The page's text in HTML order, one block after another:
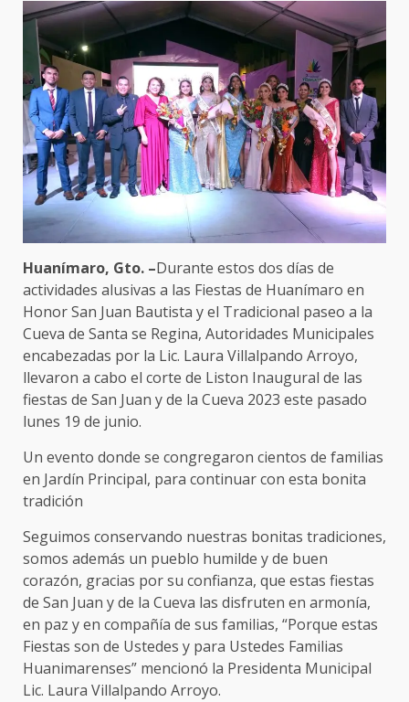
Huanímaro, Gto. –Durante estos dos días de
actividades alusivas a las Fiestas de Huanímaro en
Honor San Juan Bautista y el Tradicional paseo a la
Cueva de Santa se Regina, Autoridades Municipales
encabezadas por la Lic. Laura Villalpando Arroyo,
llevaron a cabo el corte de Liston Inaugural de las
fiestas de San Juan y de la Cueva 2023 este pasado
lunes 19 de junio.
Un evento donde se congregaron cientos de familias
en Jardín Principal, para continuar con esta bonita
tradición
Seguimos conservando nuestras bonitas tradiciones,
somos además un pueblo humilde y de buen
corazón, gracias por su confianza, que estas fiestas
de San Juan y de la Cueva las disfruten en armonía,
en paz y en compañía de sus familias, “Porque estas
Fiestas son de Ustedes y para Ustedes Familias
Huanimarenses” mencionó la Presidenta Municipal
Lic. Laura Villalpando Arroyo.